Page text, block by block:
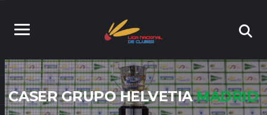
CASER GRUPO HELVETIAMADRID